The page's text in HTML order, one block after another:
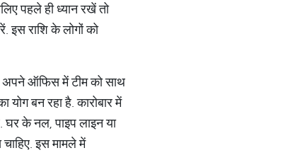
पहले ही ध्यान रखें तो
इस राशि के लोगों को
अपने ऑफिस में टीम को साथ
बन रहा है. कारोबार में
घर के नल, पाइप लाइन या
इस मामले में